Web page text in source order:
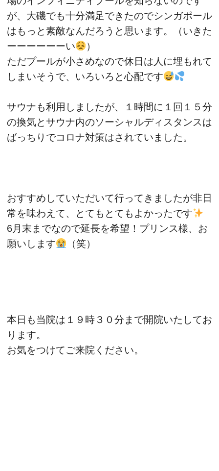
が、大磯でも十分満足できたのでシンガポール
はもっと素敵なんだろうと思います。（いきた
ーーーーーーい
）
ただプールが小さめなので休日は人に埋もれて
しまいそうで、いろいろと心配です
サウナも利用しましたが、１時間に１回１５分
の換気とサウナ内のソーシャルディスタンスは
ばっちりでコロナ対策はされていました。
おすすめしていただいて行ってきましたが非日
常を味わえて、とてもとてもよかったです
6月末までなので延長を希望！プリンス様、お
願いします
（笑）
本日も当院は１９時３０分まで開院いたしてお
ります。
お気をつけてご来院ください。